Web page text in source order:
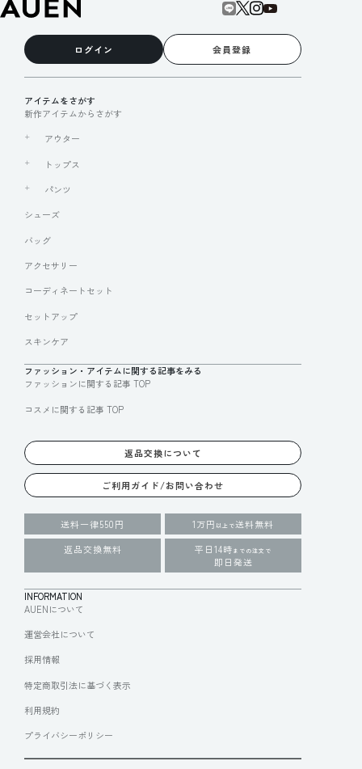
ログイン 会員登録
アイテムをさがす
新作アイテムからさがす
アウター
トップス
パンツ
シューズ
バッグ
アクセサリー
コーディネートセット
セットアップ
スキンケア
ファッション・アイテムに関する記事をみる
ファッションに関する記事 TOP
コスメに関する記事 TOP
返品交換について
ご利用ガイド/お問い合わせ
送料一律550円 1万円 以上で送料無料
返品交換無料
平日14時 までの注文で
即日発送
INFORMATION
AUENについて
運営会社について
採用情報
特定商取引法に基づく表示
利用規約
プライバシーポリシー